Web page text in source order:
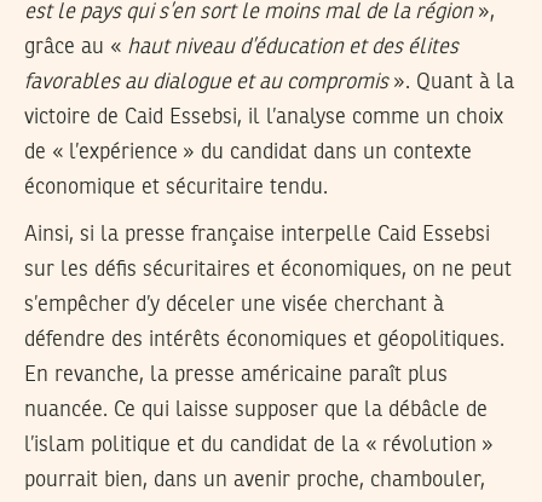
est le pays qui s’en sort le moins mal de la région»,
grâce au « haut niveau d’éducation et des élites
favorables au dialogue et au compromis». Quant à la
victoire de Caid Essebsi, il l’analyse comme un choix
de « l’expérience » du candidat dans un contexte
économique et sécuritaire tendu.
Ainsi, si la presse française interpelle Caid Essebsi
sur les défis sécuritaires et économiques, on ne peut
s’empêcher d’y déceler une visée cherchant à
défendre des intérêts économiques et géopolitiques.
En revanche, la presse américaine paraît plus
nuancée. Ce qui laisse supposer que la débâcle de
l’islam politique et du candidat de la « révolution »
pourrait bien, dans un avenir proche, chambouler,